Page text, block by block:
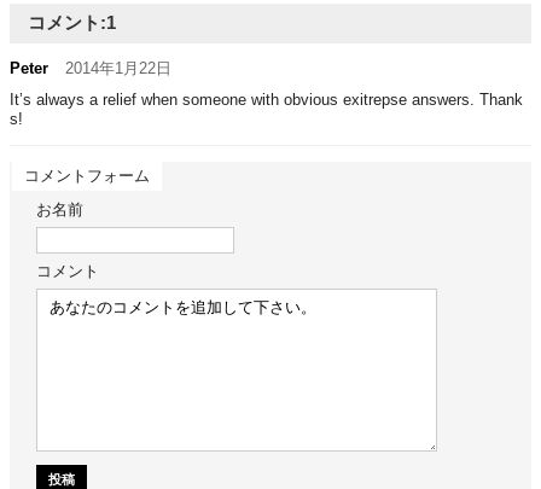
コメント:1
Peter
2014年1月22日
It’s always a relief when someone with obvious exitrepse answers. Thank
s!
コメントフォーム
お名前
コメント